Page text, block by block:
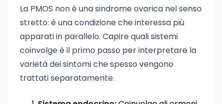
La PMOS non è una sindrome ovarica nel senso
stretto: è una condizione che interessa più
apparati in parallelo. Capire quali sistemi
coinvolge è il primo passo per interpretare la
varietà dei sintomi che spesso vengono
trattati separatamente.